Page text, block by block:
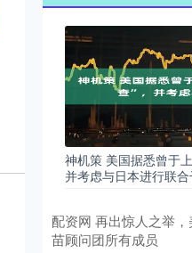
神机策 美国据悉曾于
并考虑与日本进行联合
配资网 再出惊人之举
苗顾问团所有成员